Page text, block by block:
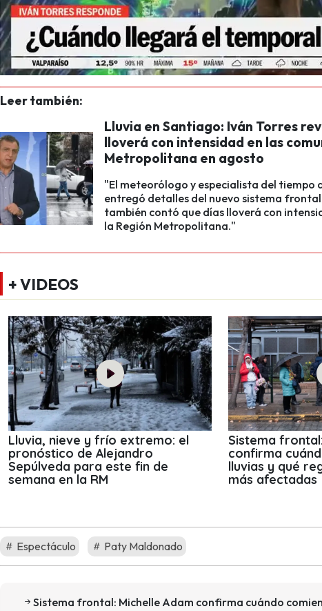
Leer también:
Lluvia en Santiago: Iván Torres
lloverá con intensidad en las
Metropolitana en agosto
"El meteorólogo y especialista del tiempo
entregó detalles del nuevo sistema
también contó que días lloverá con
la Región Metropolitana."
+ VIDEOS
Lluvia, nieve y frío extremo: el
pronóstico de Alejandro
Sepúlveda para este fin de
semana en la RM
Sistema
confirma
lluvias y qué
más afectadas
Espectáculo Paty Maldonado
Sistema frontal: Michelle Adam confirma cuándo